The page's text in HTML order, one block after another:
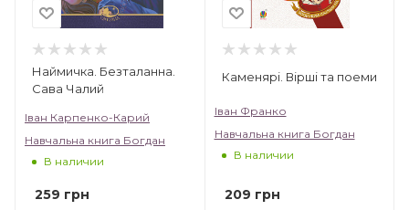
Наймичка. Безталанна.
Сава Чалий
Іван Карпенко-Карий
Навчальна книга Богдан
В наличии
259 грн
Каменярі. Вірші та поеми
Іван Франко
Навчальна книга Богдан
В наличии
209 грн